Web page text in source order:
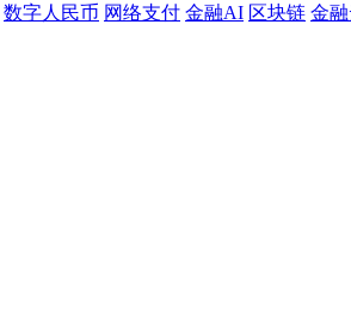
数字人民币 网络支付 金融AI 区块链 金